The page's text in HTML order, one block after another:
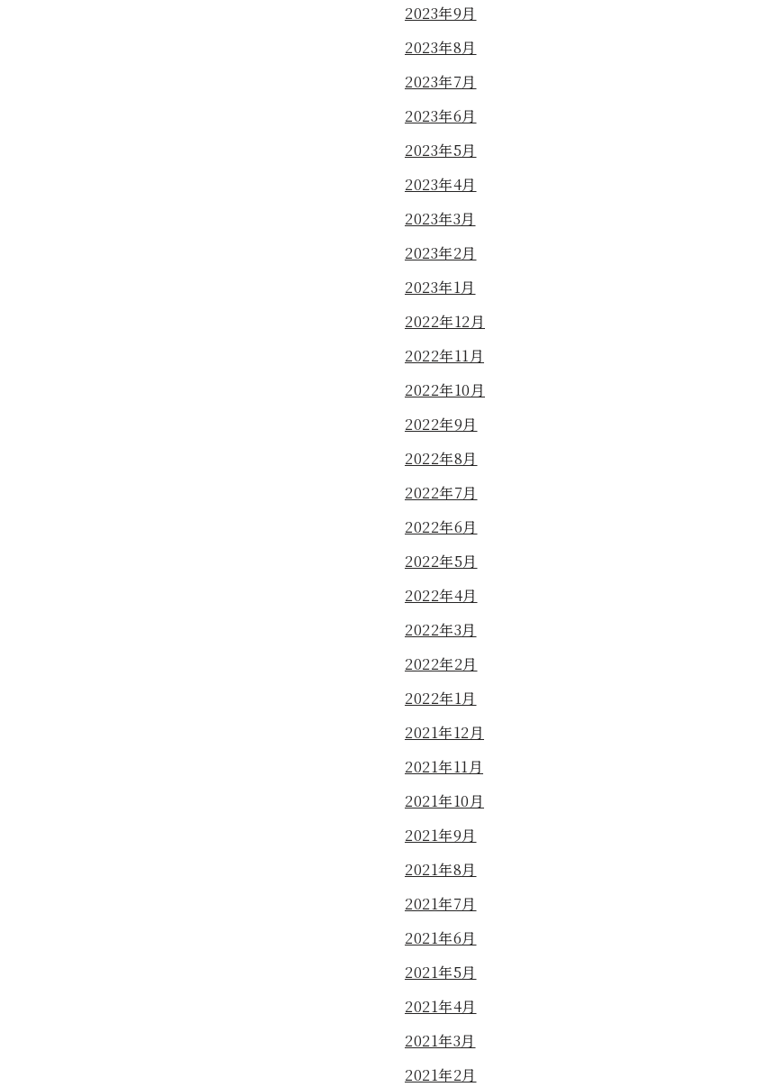
2023年9月
2023年8月
2023年7月
2023年6月
2023年5月
2023年4月
2023年3月
2023年2月
2023年1月
2022年12月
2022年11月
2022年10月
2022年9月
2022年8月
2022年7月
2022年6月
2022年5月
2022年4月
2022年3月
2022年2月
2022年1月
2021年12月
2021年11月
2021年10月
2021年9月
2021年8月
2021年7月
2021年6月
2021年5月
2021年4月
2021年3月
2021年2月